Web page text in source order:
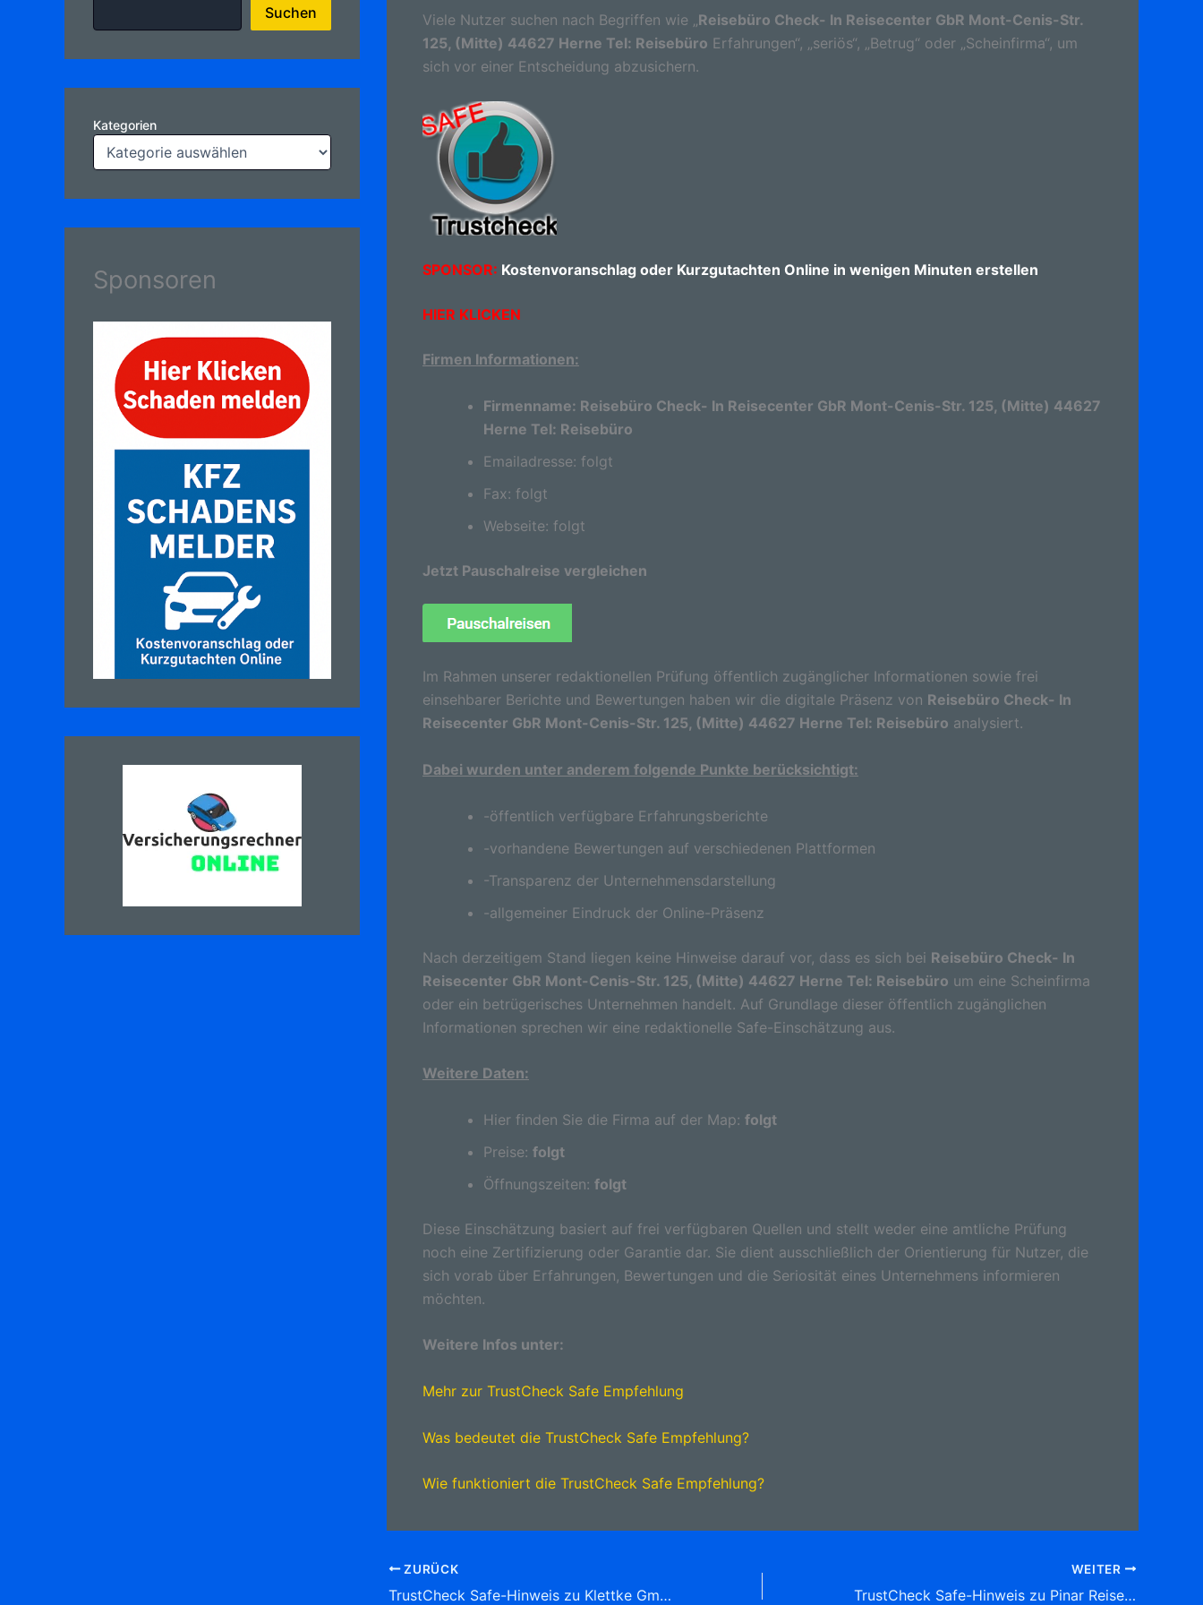
Suchen
Kategorien
Sponsoren
Viele Nutzer suchen nach Begriffen wie „Reisebüro Check- In Reisecenter GbR Mont-Cenis-Str.
125, (Mitte) 44627 Herne Tel: Reisebüro Erfahrungen“, „seriös“, „Betrug“ oder „Scheinfirma“, um
sich vor einer Entscheidung abzusichern.
SPONSOR: Kostenvoranschlag oder Kurzgutachten Online in wenigen Minuten erstellen
HIER KLICKEN
Firmen Informationen:
Firmenname: Reisebüro Check- In Reisecenter GbR Mont-Cenis-Str. 125, (Mitte) 44627
Herne Tel: Reisebüro
Emailadresse: folgt
Fax: folgt
Webseite: folgt
Jetzt Pauschalreise vergleichen
Im Rahmen unserer redaktionellen Prüfung öffentlich zugänglicher Informationen sowie frei
einsehbarer Berichte und Bewertungen haben wir die digitale Präsenz von Reisebüro Check- In
Reisecenter GbR Mont-Cenis-Str. 125, (Mitte) 44627 Herne Tel: Reisebüro analysiert.
Dabei wurden unter anderem folgende Punkte berücksichtigt:
-öffentlich verfügbare Erfahrungsberichte
-vorhandene Bewertungen auf verschiedenen Plattformen
-Transparenz der Unternehmensdarstellung
-allgemeiner Eindruck der Online-Präsenz
Nach derzeitigem Stand liegen keine Hinweise darauf vor, dass es sich bei Reisebüro Check- In
Reisecenter GbR Mont-Cenis-Str. 125, (Mitte) 44627 Herne Tel: Reisebüro um eine Scheinfirma
oder ein betrügerisches Unternehmen handelt. Auf Grundlage dieser öffentlich zugänglichen
Informationen sprechen wir eine redaktionelle Safe-Einschätzung aus.
Weitere Daten:
Hier finden Sie die Firma auf der Map: folgt
Preise: folgt
Öffnungszeiten: folgt
Diese Einschätzung basiert auf frei verfügbaren Quellen und stellt weder eine amtliche Prüfung
noch eine Zertifizierung oder Garantie dar. Sie dient ausschließlich der Orientierung für Nutzer, die
sich vorab über Erfahrungen, Bewertungen und die Seriosität eines Unternehmens informieren
möchten.
Weitere Infos unter:
Mehr zur TrustCheck Safe Empfehlung
Was bedeutet die TrustCheck Safe Empfehlung?
Wie funktioniert die TrustCheck Safe Empfehlung?
ZURÜCK
TrustCheck Safe-Hinweis zu Klettke GmbH, Rudolf Klempnerei Apothekerstr. 16, (Wanne) 44649 Herne Tel: 02325 79 18 81 Klempnereien
WEITER
TrustCheck Safe-Hinweis zu Pinar Reisen GmbH & Biletim.de Ebertstr. 24, (Altstadt) 45879 Gelsenkirchen Tel: 0209 20 06 46 Reisebüro